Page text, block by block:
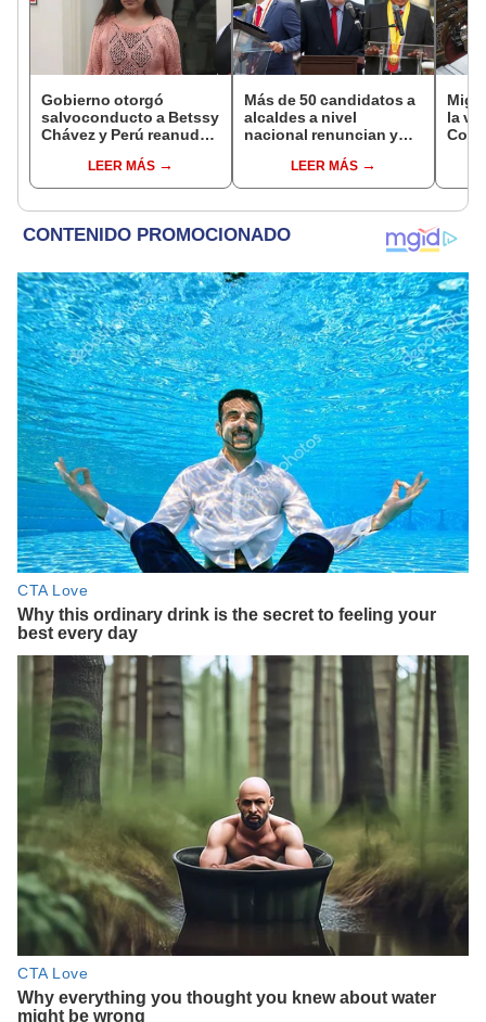
Gobierno otorgó
salvoconducto a Betssy
Chávez y Perú reanuda
con MéxicoLEER MÁS
Más de 50 candidatos a
alcaldes a nivel
nacional renuncian y
encubiertaLEER MÁS
la